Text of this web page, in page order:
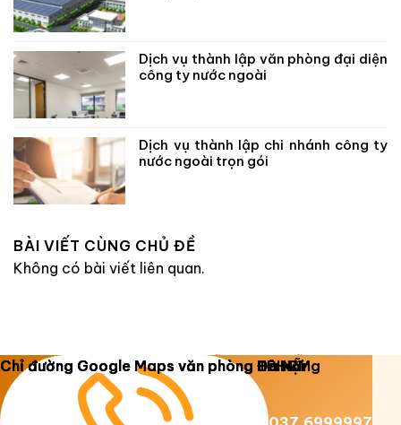
Dịch vụ thành lập văn phòng đại diện
công ty nước ngoài
Dịch vụ thành lập chi nhánh công ty
nước ngoài trọn gói
BÀI VIẾT CÙNG CHỦ ĐỀ
Không có bài viết liên quan.
Copyright 2026 © Luật Dương Gia